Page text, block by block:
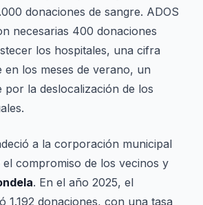
donaciones de sangre. ADOS
necesarias 400 donaciones
los hospitales, una cifra
en los meses de verano, un
por la deslocalización de los
a la corporación municipal
compromiso de los vecinos y
. En el año 2025, el
1.192 donaciones, con una tasa